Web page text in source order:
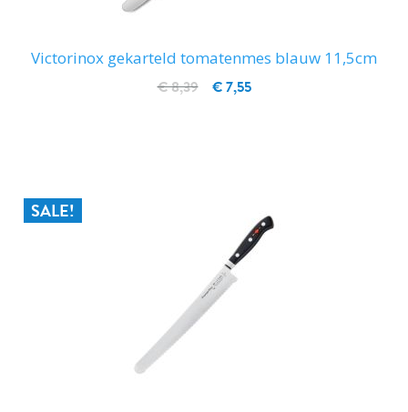
Victorinox gekarteld tomatenmes blauw 11,5cm
€ 7,55
€ 8,39
SALE!